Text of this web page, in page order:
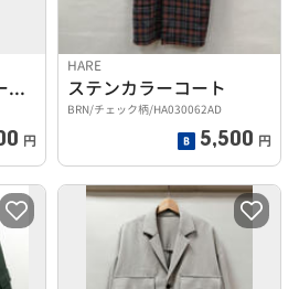
フェイクレザープリーツスカート
円
HARE
ステンカラーコート
BRN/チェック柄/HA030062AD
5,500 円